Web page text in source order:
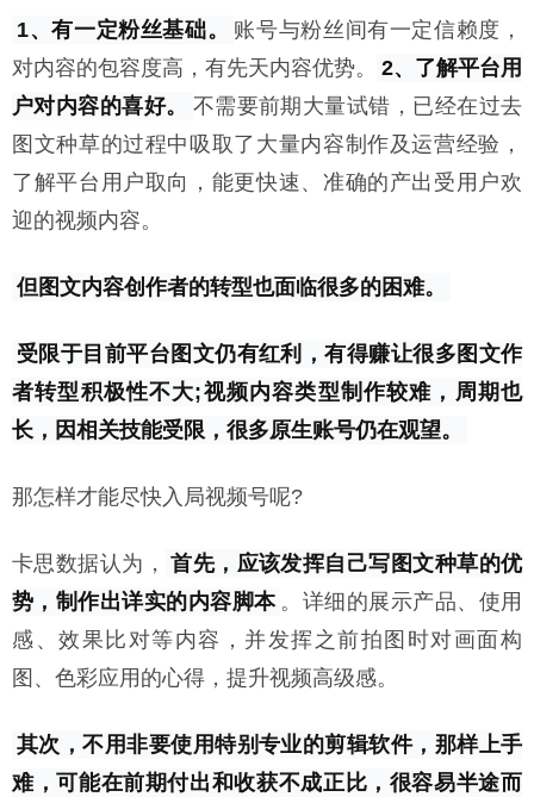
1、有一定粉丝基础。
账号与粉丝间有一定信赖度，
对内容的包容度高，有先天内容优势。
2、了解平台用
户对内容的喜好。
不需要前期大量试错，已经在过去
图文种草的过程中吸取了大量内容制作及运营经验，
了解平台用户取向，能更快速、准确的产出受用户欢
迎的视频内容。
但图文内容创作者的转型也面临很多的困难。
受限于目前平台图文仍有红利，有得赚让很多图文作
者转型积极性不大;视频内容类型制作较难，周期也
长，因相关技能受限，很多原生账号仍在观望。
那怎样才能尽快入局视频号呢?
卡思数据认为，
首先，应该发挥自己写图文种草的优
势，制作出详实的内容脚本 。详细的展示产品、使用
感、效果比对等内容，并发挥之前拍图时对画面构
图、色彩应用的心得，提升视频高级感。
其次，不用非要使用特别专业的剪辑软件，那样上手
难，可能在前期付出和收获不成正比，很容易半途而